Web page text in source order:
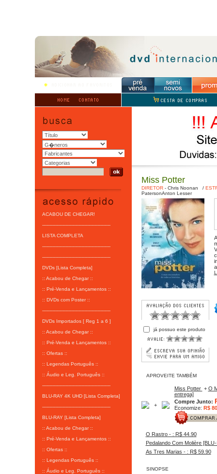
ACABOU DE CHEGAR!
-----------------------------------------------
LISTA COMPLETA
-----------------------------------------------
-----------------------------------------------
DVDs [Lista Completa]
:: Acabou de Chegar ::
:: Pré-Venda e Lançamentos ::
:: DVDs com Poster ::
-----------------------------------------------
DVDs Importados [ Reg 1 a 6 ]
:: Acabou de Chegar ::
:: Pré-Venda e Lançamentos ::
:: Ofertas ::
:: Legendas Português ::
:: Áudio e Leg. Português ::
-----------------------------------------------
BLU-RAY 4K UHD [Lista Completa]
-----------------------------------------------
BLU-RAY [Lista Completa]
:: Acabou de Chegar ::
:: Pré-Venda e Lançamentos ::
:: Ofertas ::
:: Legendas Português ::
:: Áudio e Leg. Português ::
Miss Potter
DIRETOR- Chris Noonan /
PatersonAnton Lesser
já possuo este produto
APROVEITE TAMBÉM
+
Miss Potter + O
entrega]
Compre Junto:
Economize: R$
O Rastro - : R$ 44.90
Pedalando Com Molière
As Tres Marias - : R$ 59.90
SINOPSE